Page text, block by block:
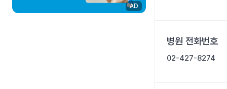
AD
병원 전화번호
02-427-8274